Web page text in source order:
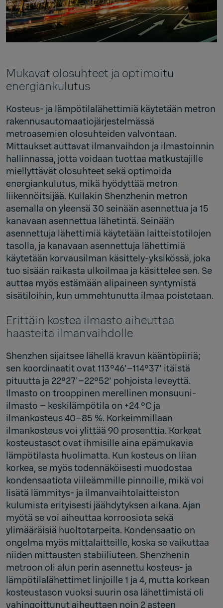
Mukavat olosuhteet ja optimoitu
energiankulutus
Kosteus- ja lämpötilalähettimiä käytetään metron
rakennusautomaatiojärjestelmässä
metroasemien olosuhteiden valvontaan.
Mittaukset auttavat ilmanvaihdon ja ilmastoinnin
hallinnassa, jotta voidaan tuottaa matkustajille
miellyttävät olosuhteet sekä optimoida
energiankulutus, mikä hyödyttää metron
liikennöitsijää. Kullakin Shenzhenin metron
asemalla on yleensä 30 seinään asennettua ja 15
kanavaan asennettua lähetintä. Seinään
asennettuja lähettimiä käytetään laitteistotilojen
tasolla, ja kanavaan asennettuja lähettimiä
käytetään korvausilman käsittely-yksikössä, joka
tuo sisään raikasta ulkoilmaa ja käsittelee sen. Se
auttaa myös estämään alipaineen syntymistä
sisätiloihin, kun ummehtunutta ilmaa poistetaan.
Erittäin kostea ilmasto aiheuttaa
haasteita ilmanvaihdolle
Shenzhen sijaitsee lähellä kravun kääntöpiiriä;
sen koordinaatit ovat 113°46'–114°37' itäistä
pituutta ja 22°27'–22°52' pohjoista leveyttä.
Ilmasto on trooppinen merellinen monsuuni-
ilmasto – keskilämpötila on +24 °C ja
ilmankosteus 40–85 %. Korkeimmillaan
ilmankosteus voi ylittää 90 prosenttia. Korkeat
kosteustasot ovat ihmisille aina epämukavia
lämpötilasta huolimatta. Kun kosteus on liian
korkea, se myös todennäköisesti muodostaa
kondensaatiota viileämmille pinnoille, mikä voi
lisätä lämmitys- ja ilmanvaihtolaitteiston
kulumista erityisesti jäähdytyksen aikana. Ajan
myötä se voi aiheuttaa korroosiota sekä
ylimääräisiä huoltotarpeita. Kondensaatio on
ongelma myös mittalaitteille, koska se vaikuttaa
niiden mittausten stabiiliuteen. Shenzhenin
metroon oli alun perin asennettu kosteus- ja
lämpötilalähettimet linjoille 1 ja 4, mutta korkean
kosteustason vuoksi suurin osa lähettimistä oli
vahingoittunut aiheuttaen noin 2 asteen